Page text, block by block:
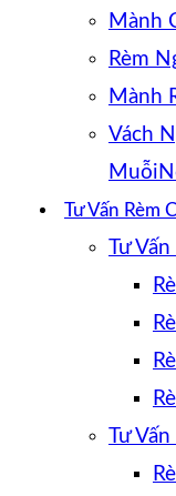
Mành
Rèm
Mành
Vách
Muỗi
Tư Vấn Rèm
Tư
Tư